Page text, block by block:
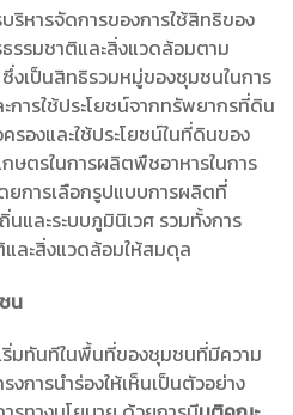
ริหารจัดการของการใช้สิทธิของ
รรมชาติและสิ่งแวดล้อมตาม
งเป็นสิทธิรวมหมู่ของชุมชนในการ
ารใช้ประโยชน์จากทรัพยากรที่ดิน
รองและใช้ประโยชน์ในที่ดินของ
ษตรในการผลิตพืชอาหารในการ
ยการเลือกรูปแบบการผลิตที่
ละระบบภูมินิเวศ รวมทั้งการ
ละสิ่งแวดล้อมให้สมดุล
น
ริ่มทันทีในพื้นที่ของชุมชนที่มีความ
การนำร่องให้เห็นเป็นตัวอย่าง